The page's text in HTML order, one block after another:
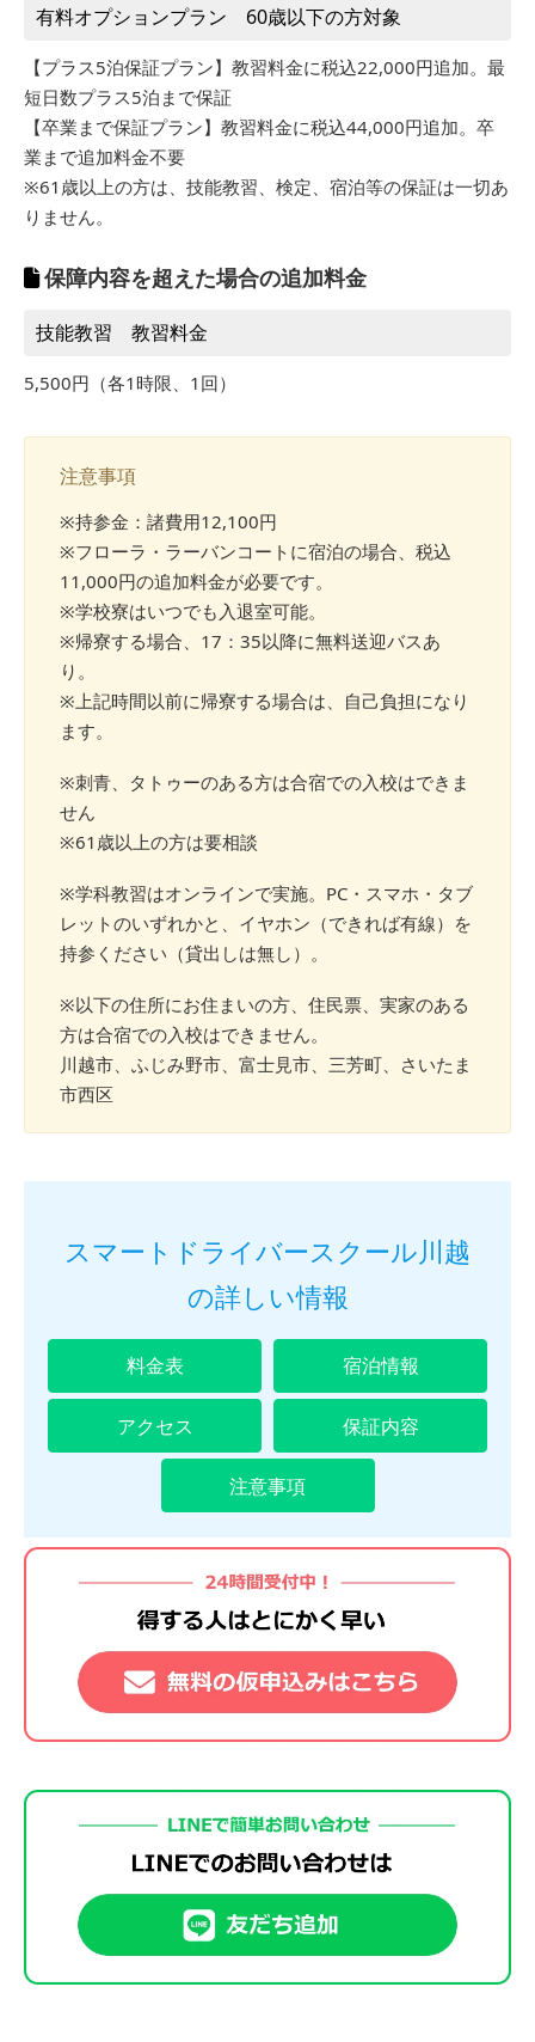
有料オプションプラン 60歳以下の方対象
【プラス5泊保証プラン】教習料金に税込22,000円追加。最
短日数プラス5泊まで保証
【卒業まで保証プラン】教習料金に税込44,000円追加。卒
業まで追加料金不要
※61歳以上の方は、技能教習、検定、宿泊等の保証は一切あ
りません。
保障内容を超えた場合の追加料金
技能教習 教習料金
5,500円（各1時限、1回）
注意事項
※持参金：諸費用12,100円
※フローラ・ラーバンコートに宿泊の場合、税込
11,000円の追加料金が必要です。
※学校寮はいつでも入退室可能。
※帰寮する場合、17：35以降に無料送迎バスあ
り。
※上記時間以前に帰寮する場合は、自己負担になり
ます。
※刺青、タトゥーのある方は合宿での入校はできま
せん
※61歳以上の方は要相談
※学科教習はオンラインで実施。PC・スマホ・タブ
レットのいずれかと、イヤホン（できれば有線）を
持参ください（貸出しは無し）。
※以下の住所にお住まいの方、住民票、実家のある
方は合宿での入校はできません。
川越市、ふじみ野市、富士見市、三芳町、さいたま
市西区
スマートドライバースクール川越
の詳しい情報
料金表 宿泊情報
アクセス 保証内容
注意事項